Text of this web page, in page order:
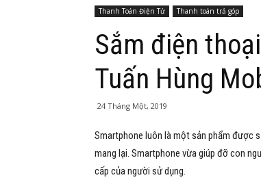
Vimo
Thanh Toán Điện Tử Thanh toán trả góp
Sắm điện
Tuấn Hùng
24 Tháng Một, 2019
Smartphone luôn là một sản phẩm được
mang lại. Smartphone vừa giúp đỡ con
cấp của người sử dụng.